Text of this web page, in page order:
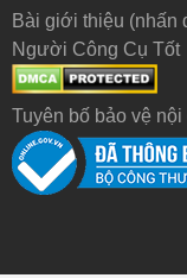
Bài giới thiệu (nhấn
Người Công Cụ Tốt
Tuyên bố bảo vệ nội